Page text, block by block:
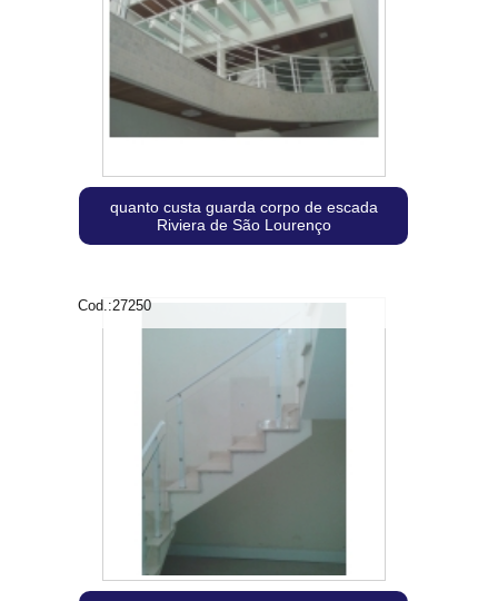
quanto custa guarda corpo de escada
Riviera de São Lourenço
Cod.:27250